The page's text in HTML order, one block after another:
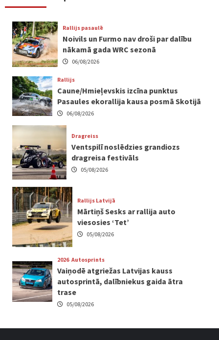
Rallijs pasaulē
Noivils un Furmo nav droši par dalību
nākamā gada WRC sezonā
06/08/2026
Rallijs
Caune/Hmieļevskis izcīna punktus
Pasaules ekorallija kausa posmā Skotijā
06/08/2026
Dragreiss
Ventspilī noslēdzies grandiozs
dragreisa festivāls
05/08/2026
Rallijs Latvijā
Mārtiņš Sesks ar rallija auto
viesosies ‘Tet’
05/08/2026
2026 Autosprints
Vaiņodē atgriežas Latvijas kauss
autosprintā, dalībniekus gaida ātra
trase
05/08/2026